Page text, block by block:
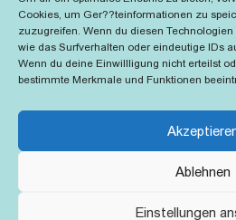
Cookies, um Ger??teinformationen zu
zuzugreifen. Wenn du diesen
wie das Surfverhalten oder eindeutige IDs
Wenn du deine Einwillligung nicht erteilst
bestimmte Merkmale und Funktionen
Ablehnen
Einstellungen
Lady Hamilton … Mütter
Ruttmann Werbefilme